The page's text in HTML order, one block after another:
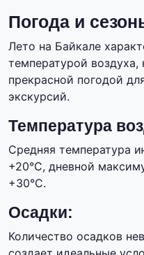
Погода и
Лето на Байкале
температурой
прекрасной погодой
экскурсий.
Температура
Средняя температура
+20°C, дневной
+30°C.
Осадки:
Количество осадков